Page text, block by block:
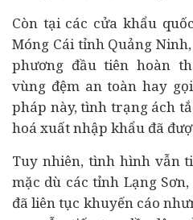
Còn tại các cửa khẩu
Móng Cái tỉnh Quảng
phương đầu tiên hoàn
vùng đệm an toàn hay
pháp này, tình trạng ách
hoá xuất nhập khẩu đã
Tuy nhiên, tình hình vẫn
mặc dù các tỉnh Lạng
đã liên tục khuyến cáo